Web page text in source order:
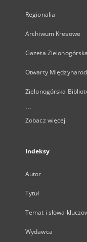
Regionalia
Archiwum Kresowe
Gazeta
Otwarty
Zielonogórska
...
Zobacz więcej
Indeksy
Autor
Tytuł
Temat i słowa
Wydawca